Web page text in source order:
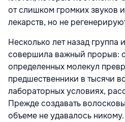
от слишком громких звуков
лекарств, но не
Несколько лет назад группа
совершила важный прорыв:
определенных молекул
предшественники в тысячи
лабораторных условиях,
Прежде создавать
объеме не удавалось